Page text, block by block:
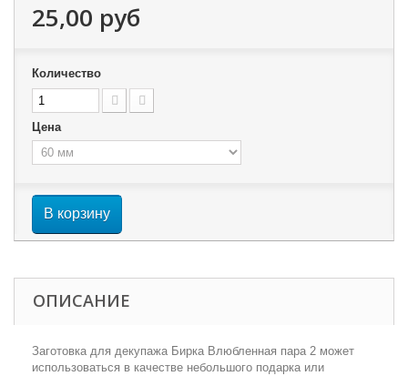
25,00 руб
Количество
Цена
В корзину
ОПИСАНИЕ
Заготовка для декупажа Бирка Влюбленная пара 2 может
использоваться в качестве небольшого подарка или